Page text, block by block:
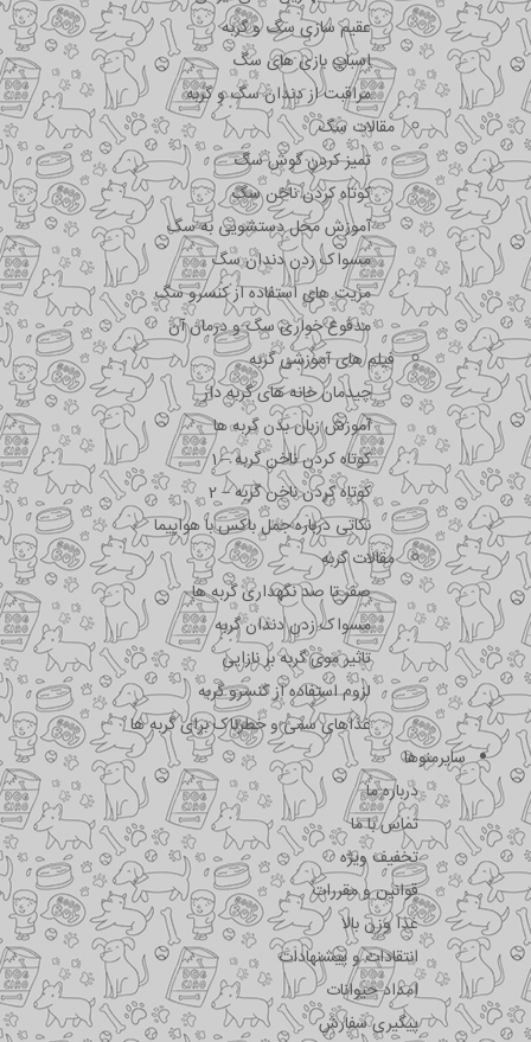
عقیم سازی سگ و گربه
اسباب بازی های سگ
مراقبت از دندان سگ و گربه
مقالات سگ
تمیز کردن گوش سگ
کوتاه کردن ناخن سگ
آموزش محل دستشویی به سگ
مسواک زدن دندان سگ
مزیت های استفاده از کنسرو سگ
مدفوع خواری سگ و درمان آن
فیلم های آموزشی گربه
چیدمان خانه های گربه دار
آموزش زبان بدن گربه ها
کوتاه کردن ناخن گربه – 1
کوتاه کردن ناخن گربه – 2
نکاتی درباره جمل باکس با هواپیما
مقالات گربه
صفر تا صد نگهداری گربه ها
مسواک زدن دندان گربه
تاثیر موی گربه بر نازایی
لزوم استفاده از کنسرو گربه
غذاهای سمی و خطرناک برای گربه ها
سایرمنوها
درباره ما
تماس با ما
تخفیف ویژه
قوانین و مقررات
غذا وزن بالا
انتقادات و پیشنهادات
امداد حیوانات
پیگیری سفارش